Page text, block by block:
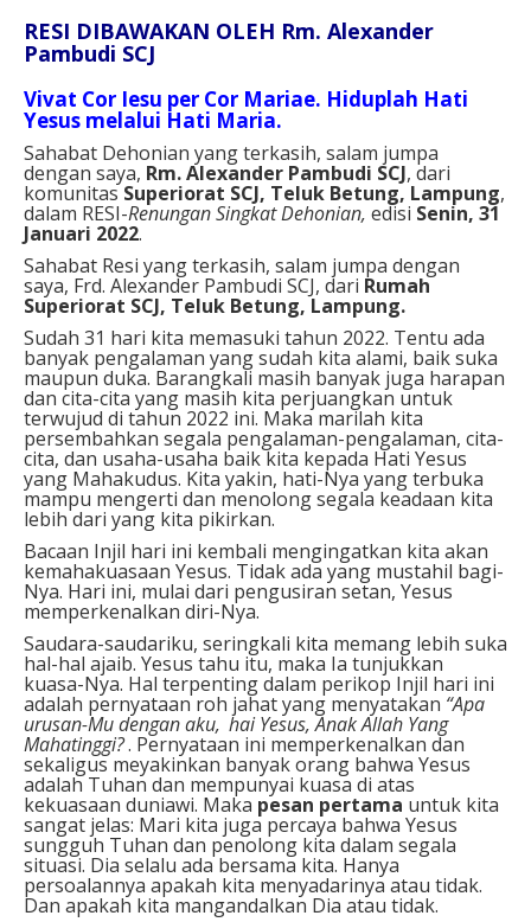
RESI DIBAWAKAN OLEH Rm. Alexander
Pambudi SCJ
Vivat Cor Iesu per Cor Mariae. Hiduplah Hati
Yesus melalui Hati Maria.
Sahabat Dehonian yang terkasih, salam jumpa
dengan saya, Rm.Alexander Pambudi SCJ, dari
komunitasSuperiorat SCJ, Teluk Betung, Lampung,
dalam RESI-Renungan Singkat Dehonian, edisi Senin, 31
Januari 2022.
Sahabat Resi yang terkasih, salam jumpa dengan
saya, Frd. Alexander Pambudi SCJ, dari Rumah
Superiorat SCJ, Teluk Betung, Lampung.
Sudah 31 hari kita memasuki tahun 2022. Tentu ada
banyak pengalaman yang sudah kita alami, baik suka
maupun duka. Barangkali masih banyak juga harapan
dan cita-cita yang masih kita perjuangkan untuk
terwujud di tahun 2022 ini. Maka marilah kita
persembahkan segala pengalaman-pengalaman, cita-
cita, dan usaha-usaha baik kita kepada Hati Yesus
yang Mahakudus. Kita yakin, hati-Nya yang terbuka
mampu mengerti dan menolong segala keadaan kita
lebih dari yang kita pikirkan.
Bacaan Injil hari ini kembali mengingatkan kita akan
kemahakuasaan Yesus. Tidak ada yang mustahil bagi-
Nya. Hari ini, mulai dari pengusiran setan, Yesus
memperkenalkan diri-Nya.
Saudara-saudariku, seringkali kita memang lebih suka
hal-hal ajaib. Yesus tahu itu, maka Ia tunjukkan
kuasa-Nya. Hal terpenting dalam perikop Injil hari ini
adalah pernyataan roh jahat yang menyatakan “Apa
urusan-Mu dengan aku, hai Yesus, Anak Allah Yang
Mahatinggi?. Pernyataan ini memperkenalkan dan
sekaligus meyakinkan banyak orang bahwa Yesus
adalah Tuhan dan mempunyai kuasa di atas
kekuasaan duniawi. Maka pesan pertama untuk kita
sangat jelas: Mari kita juga percaya bahwa Yesus
sungguh Tuhan dan penolong kita dalam segala
situasi. Dia selalu ada bersama kita. Hanya
persoalannya apakah kita menyadarinya atau tidak.
Dan apakah kita mangandalkan Dia atau tidak.